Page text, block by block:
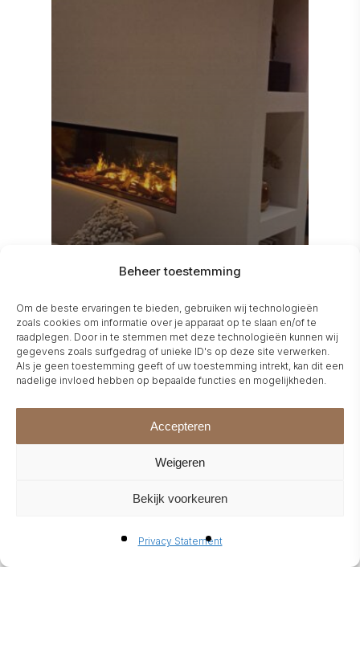
Beheer toestemming
Om de beste ervaringen te bieden, gebruiken wij technologieën
zoals cookies om informatie over je apparaat op te slaan en/of te
raadplegen. Door in te stemmen met deze technologieën kunnen wij
gegevens zoals surfgedrag of unieke ID's op deze site verwerken.
Als je geen toestemming geeft of uw toestemming intrekt, kan dit een
nadelige invloed hebben op bepaalde functies en mogelijkheden.
Accepteren
Weigeren
Bekijk voorkeuren
Privacy Statement
Electric fireplace
FIREPLACE, THE
VERSATILE POSSIBILITIES
OF ELU-FIRE
TV cabinet with bio ethanol
18 July 2025